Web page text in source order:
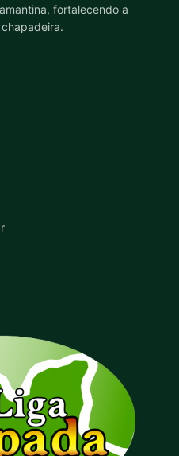
fortalecendo a